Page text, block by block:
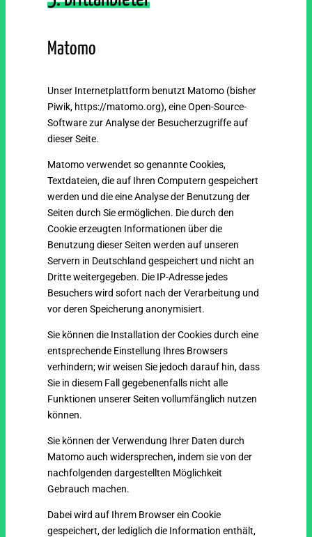
Matomo
Unser Internetplattform benutzt Matomo (bisher
Piwik, https://matomo.org), eine Open-Source-
Software zur Analyse der Besucherzugriffe auf
dieser Seite.
Matomo verwendet so genannte Cookies,
Textdateien, die auf Ihren Computern gespeichert
werden und die eine Analyse der Benutzung der
Seiten durch Sie ermöglichen. Die durch den
Cookie erzeugten Informationen über die
Benutzung dieser Seiten werden auf unseren
Servern in Deutschland gespeichert und nicht an
Dritte weitergegeben. Die IP-Adresse jedes
Besuchers wird sofort nach der Verarbeitung und
vor deren Speicherung anonymisiert.
Sie können die Installation der Cookies durch eine
entsprechende Einstellung Ihres Browsers
verhindern; wir weisen Sie jedoch darauf hin, dass
Sie in diesem Fall gegebenenfalls nicht alle
Funktionen unserer Seiten vollumfänglich nutzen
können.
Sie können der Verwendung Ihrer Daten durch
Matomo auch widersprechen, indem sie von der
nachfolgenden dargestellten Möglichkeit
Gebrauch machen.
Dabei wird auf Ihrem Browser ein Cookie
gespeichert, der lediglich die Information enthält,